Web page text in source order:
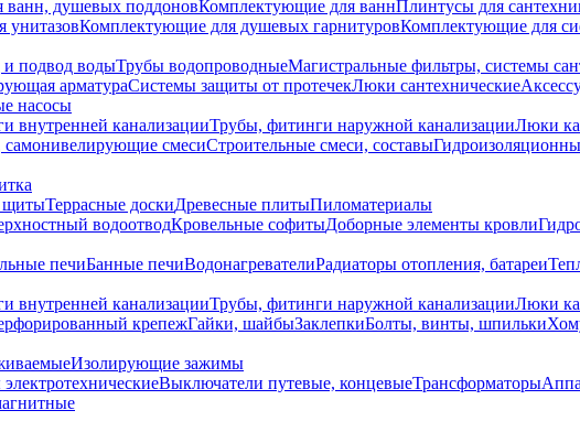
ванн, душевых поддоновКомплектующие для ваннПлинтусы для
унитазовКомплектующие для душевых гарнитуровКомплектующие для
подвод водыТрубы водопроводныеМагистральные фильтры, системы
арматураСистемы защиты от протечекЛюки сантехнические
насосы
внутренней канализацииТрубы, фитинги наружной канализацииЛюки
смесиСтроительные смеси, составы
щитыТеррасные доскиДревесные плитыПиломатериалы
водоотводКровельные софитыДоборные элементы кровли
печиБанные печиВодонагревателиРадиаторы отопления, батареи
внутренней канализацииТрубы, фитинги наружной канализацииЛюки
крепежГайки, шайбыЗаклепкиБолты, винты, шпильки
Изолирующие зажимы
Выключатели путевые, концевыеТрансформаторы